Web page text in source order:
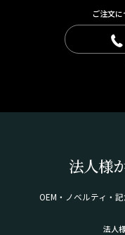
ご注文
法人様
OEM・ノベルティ・
法人